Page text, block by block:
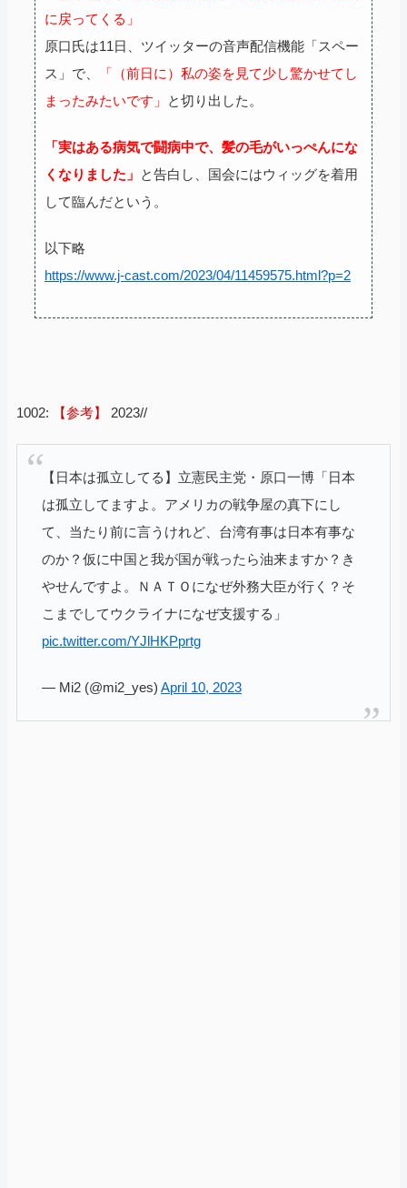
に戻ってくる」
原口氏は11日、ツイッターの音声配信機能「スペー
ス」で、
「（前日に）私の姿を見て少し驚かせてし
まったみたいです」
と切り出した。
「実はある病気で闘病中で、髪の毛がいっぺんにな
くなりました」 と告白し、国会にはウィッグを着用
して臨んだという。
以下略
https://www.j-cast.com/2023/04/11459575.html?p=2
1002: 【参考】 2023//
【日本は孤立してる】立憲民主党・原口一博「日本
は孤立してますよ。アメリカの戦争屋の真下にし
て、当たり前に言うけれど、台湾有事は日本有事な
のか？仮に中国と我が国が戦ったら油来ますか？き
やせんですよ。ＮＡＴＯになぜ外務大臣が行く？そ
こまでしてウクライナになぜ支援する」
pic.twitter.com/YJlHKPprtg
— Mi2 (@mi2_yes) April 10, 2023